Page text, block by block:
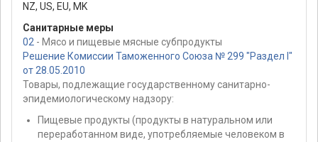
NZ, US, EU, MK
Санитарные меры
02 - Мясо и пищевые мясные субпродукты
Решение Комиссии Таможенного Союза № 299 "Раздел I"
от 28.05.2010
Товары, подлежащие государственному санитарно-
эпидемиологическому надзору:
Пищевые продукты (продукты в натуральном или
переработанном виде, употребляемые человеком в